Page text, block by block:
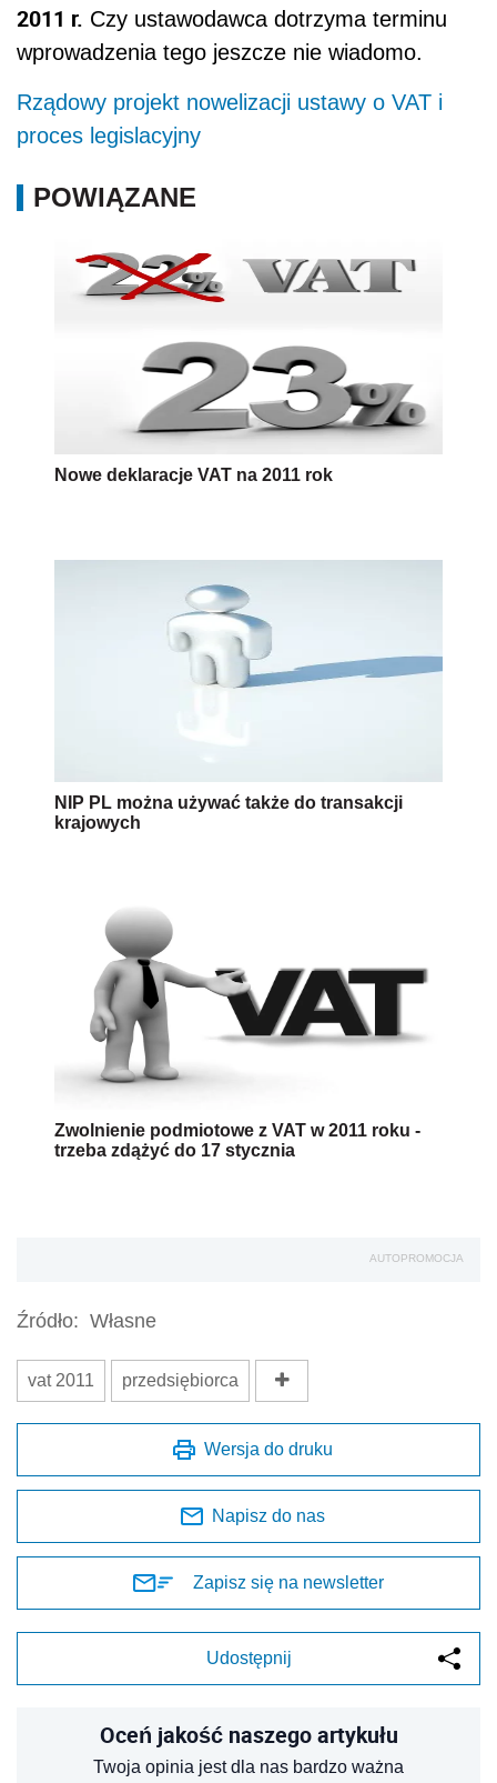
2011 r. Czy ustawodawca dotrzyma terminu
wprowadzenia tego jeszcze nie wiadomo.
Rządowy projekt nowelizacji ustawy o VAT i
proces legislacyjny
POWIĄZANE
Nowe deklaracje VAT na 2011 rok
NIP PL można używać także do transakcji
krajowych
Zwolnienie podmiotowe z VAT w 2011 roku -
trzeba zdążyć do 17 stycznia
AUTOPROMOCJA
Źródło: Własne
vat 2011 przedsiębiorca
Wersja do druku
Napisz do nas
Zapisz się na newsletter
Udostępnij
Oceń jakość naszego artykułu
Twoja opinia jest dla nas bardzo ważna